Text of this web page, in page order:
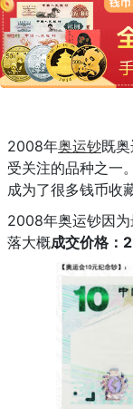
2008年奥运钞既
受关注的品种之一
成为了很多钱币收
2008年奥运钞因
落大概成交价格：